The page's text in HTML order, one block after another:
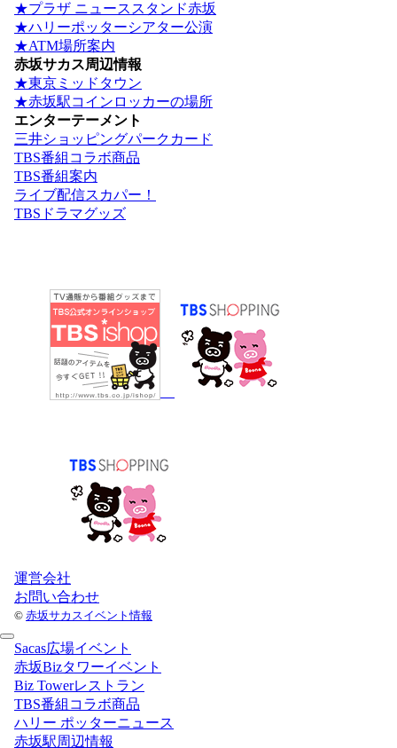
★プラザ ニューススタンド赤坂
★ハリーポッターシアター公演
★ATM場所案内
赤坂サカス周辺情報
★東京ミッドタウン
★赤坂駅コインロッカーの場所
エンターテーメント
三井ショッピングパークカード
TBS番組コラボ商品
TBS番組案内
ライブ配信スカパー！
TBSドラマグッズ
運営会社
お問い合わせ
© 赤坂サカスイベント情報
Sacas広場イベント
赤坂Bizタワーイベント
Biz Towerレストラン
TBS番組コラボ商品
ハリー ポッターニュース
赤坂駅周辺情報